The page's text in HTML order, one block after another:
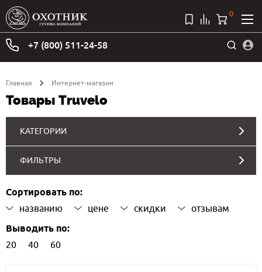
+7 (800) 511-24-58
0
Главная Интернет-магазин
Товары Truvelo
КАТЕГОРИИ
ФИЛЬТРЫ
Сортировать по:
названию цене скидки отзывам
Выводить по:
20 40 60